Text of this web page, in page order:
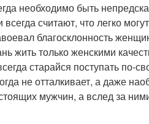
необходимо быть
считают, что легко
благосклонность
жить только женскими
старайся поступать по-
не отталкивает, а даже
мужчин, а вслед за